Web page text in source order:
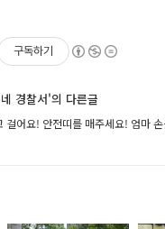
구독하기
경찰서'의 다른글
걸어요! 안전띠를 매주세요! 엄마